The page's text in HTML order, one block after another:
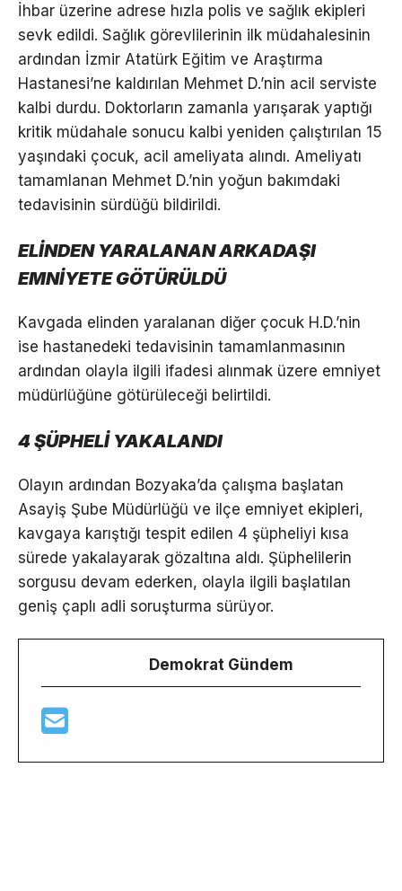
İhbar üzerine adrese hızla polis ve sağlık ekipleri
sevk edildi. Sağlık görevlilerinin ilk müdahalesinin
ardından İzmir Atatürk Eğitim ve Araştırma
Hastanesi’ne kaldırılan Mehmet D.’nin acil serviste
kalbi durdu. Doktorların zamanla yarışarak yaptığı
kritik müdahale sonucu kalbi yeniden çalıştırılan 15
yaşındaki çocuk, acil ameliyata alındı. Ameliyatı
tamamlanan Mehmet D.’nin yoğun bakımdaki
tedavisinin sürdüğü bildirildi.
ELİNDEN YARALANAN ARKADAŞI
EMNİYETE GÖTÜRÜLDÜ
Kavgada elinden yaralanan diğer çocuk H.D.’nin
ise hastanedeki tedavisinin tamamlanmasının
ardından olayla ilgili ifadesi alınmak üzere emniyet
müdürlüğüne götürüleceği belirtildi.
4 ŞÜPHELİ YAKALANDI
Olayın ardından Bozyaka’da çalışma başlatan
Asayiş Şube Müdürlüğü ve ilçe emniyet ekipleri,
kavgaya karıştığı tespit edilen 4 şüpheliyi kısa
sürede yakalayarak gözaltına aldı. Şüphelilerin
sorgusu devam ederken, olayla ilgili başlatılan
geniş çaplı adli soruşturma sürüyor.
Demokrat Gündem